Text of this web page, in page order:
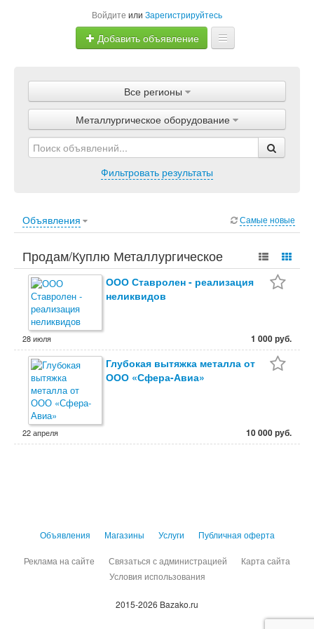
Войдите или Зарегистрируйтесь
Добавить объявление
Объявления
Магазины
Услуги
Все регионы
Металлургическое оборудование
Фильтровать результаты
Объявления Самые новые
Продам/Куплю Металлургическое
оборудование. Бизнес, Оборудование,
Металлургическое оборудование.
ООО Ставролен - реализация
неликвидов
28 июля 1 000 руб.
Глубокая вытяжка металла от
ООО «Сфера-Авиа»
22 апреля 10 000 руб.
Объявления Магазины Услуги Публичная оферта
Реклама на сайте Связаться с администрацией
Карта сайта
Условия использования
2015-2026 Bazako.ru